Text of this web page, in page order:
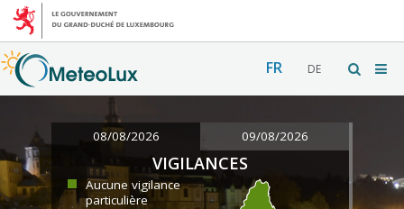
FR DE
08/08/2026 09/08/2026
VIGILANCES
Aucune vigilance
particulière